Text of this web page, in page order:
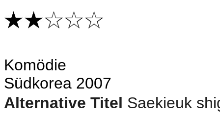
Komödie
Südkorea 2007
Alternative Titel Saekieuk